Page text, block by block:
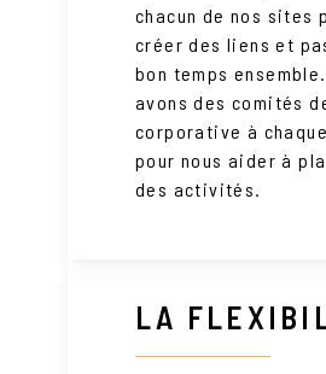
chacun de nos sites
créer des liens et
bon temps
avons des comités
corporative à
pour nous aider à
des activités.
LA